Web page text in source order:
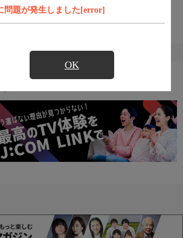
問題が発生しました[error]
OK
すめ番組
情報